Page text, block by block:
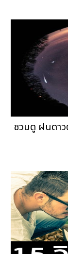
ชวนดู ฝนดา